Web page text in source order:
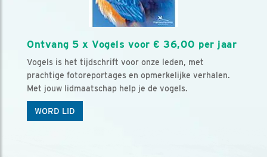
Ontvang 5 x Vogels voor € 36,00 per jaar
Vogels is het tijdschrift voor onze leden, met
prachtige fotoreportages en opmerkelijke verhalen.
Met jouw lidmaatschap help je de vogels.
WORD LID